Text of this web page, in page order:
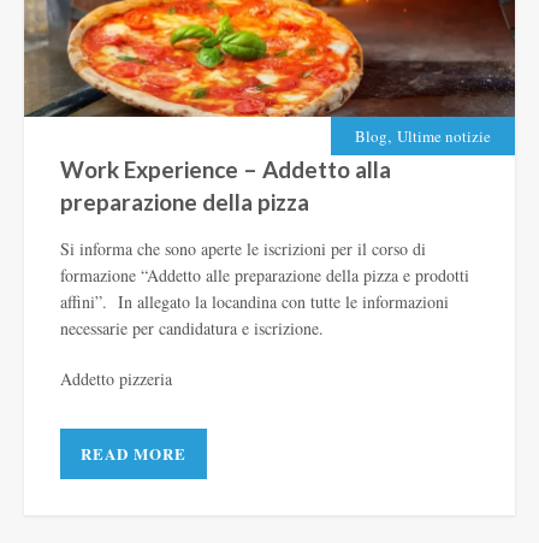
Blog, Ultime notizie
Work Experience – Addetto alla
preparazione della pizza
Si informa che sono aperte le iscrizioni per il corso di
formazione “Addetto alle preparazione della pizza e prodotti
affini”. In allegato la locandina con tutte le informazioni
necessarie per candidatura e iscrizione.
Addetto pizzeria
READ MORE